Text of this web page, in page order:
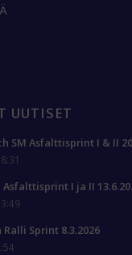
UUTISET
SM Asfalttisprint I & II
Asfalttisprint I ja II
Sprint 8.3.2026